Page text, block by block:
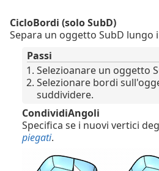
CicloBordi (solo SubD)
Separa un oggetto SubD lungo
Passi
Selezioanare un oggetto
Selezionare bordi
suddividere.
CondividiAngoli
Specifica se i nuovi vertici
piegati.